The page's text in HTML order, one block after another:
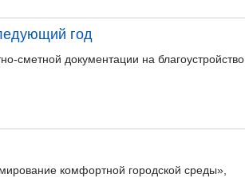
год
сметной документации на благоустройство
комфортной городской среды»,